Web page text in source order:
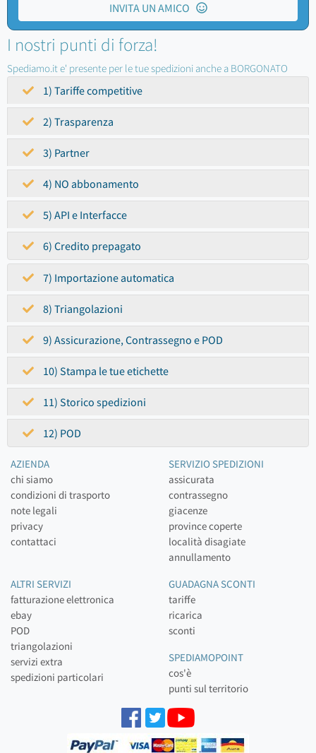
INVITA UN AMICO
I nostri punti di forza!
Spediamo.it e' presente per le tue spedizioni anche a BORGONATO
1) Tariffe competitive
2) Trasparenza
3) Partner
4) NO abbonamento
5) API e Interfacce
6) Credito prepagato
7) Importazione automatica
8) Triangolazioni
9) Assicurazione, Contrassegno e POD
10) Stampa le tue etichette
11) Storico spedizioni
12) POD
AZIENDA
chi siamo
condizioni di trasporto
note legali
privacy
contattaci
SERVIZIO SPEDIZIONI
assicurata
contrassegno
giacenze
province coperte
località disagiate
annullamento
ALTRI SERVIZI
fatturazione elettronica
ebay
POD
triangolazioni
servizi extra
spedizioni particolari
GUADAGNA SCONTI
tariffe
ricarica
sconti
SPEDIAMOPOINT
cos'è
punti sul territorio